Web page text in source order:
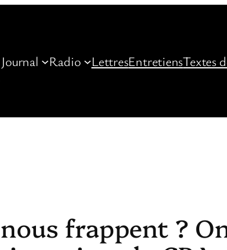
Journal Radio LettresEntretiensTextes
frappent ?